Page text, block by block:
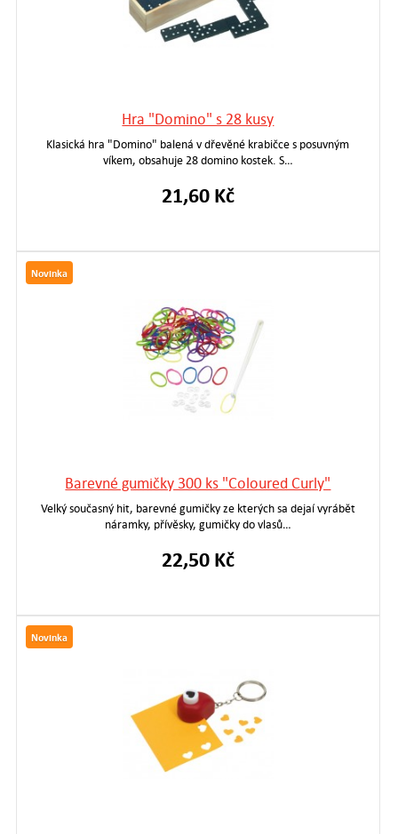
Hra "Domino" s 28 kusy
Klasická hra "Domino" balená v dřevěné krabičce s posuvným
víkem, obsahuje 28 domino kostek. S…
21,60 Kč
Novinka
Barevné gumičky 300 ks "Coloured Curly"
Velký současný hit, barevné gumičky ze kterých sa dejaí vyrábět
náramky, přívěsky, gumičky do vlasů…
22,50 Kč
Novinka